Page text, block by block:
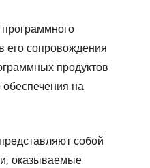
его сопровождения
продуктов
на
собой
оказываемые